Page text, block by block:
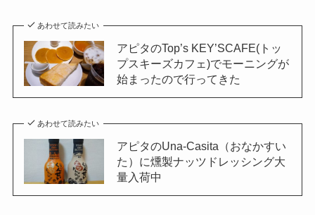
あわせて読みたい
アピタのTop’s KEY’SCAFE(トッ
プスキーズカフェ)でモーニングが
始まったので行ってきた
あわせて読みたい
アピタのUna-Casita（おなかすい
た）に燻製ナッツドレッシング大
量入荷中